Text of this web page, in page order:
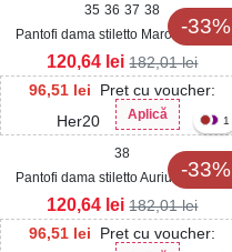
-33%
35 36 37 38
Pantofi dama stiletto Maro din Piele
Ecologica Intoarsa Emelly
96,51 lei
Pret cu voucher:
Her20
Aplică
120,64 lei 182,01lei
-33%
1
38
Pantofi dama stiletto Auriu din Piele
Ecologica Emelly
96,51 lei
Pret cu voucher:
120,64 lei 182,01lei